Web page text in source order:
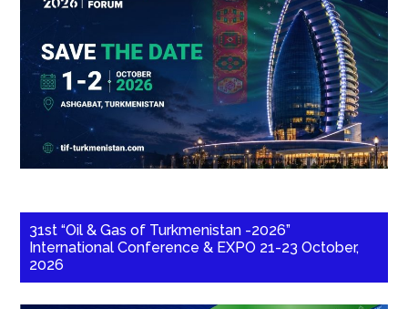
31st “Oil & Gas of Turkmenistan -2026”
International Conference & EXPO 21-23 October,
2026